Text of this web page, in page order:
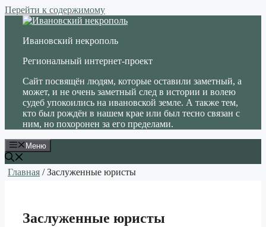
Перейти к содержимому
Ивановский некрополь
Региональный интернет-проект
Сайт посвящён людям, которые оставили заметный, а
может, и не очень заметный след в истории и волею
судеб упокоились на ивановской земле. А также тем,
кто был рождён в нашем крае или был тесно связан с
ним, но похоронен за его пределами.
Меню
Главная / Заслуженные юристы
Заслуженные юристы